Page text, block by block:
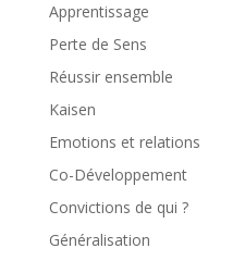
Apprentissage
Perte de Sens
Réussir ensemble
Kaisen
Emotions et relations
Co-Développement
Convictions de qui ?
Généralisation